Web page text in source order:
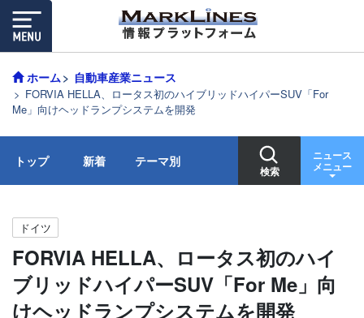
ホーム 自動車産業ニュース
FORVIA HELLA、ロータス初のハイブリッドハイパーSUV「For
Me」向けヘッドランプシステムを開発
トップ 新着 テーマ別
検索
ニュース
メニュー
ドイツ
FORVIA HELLA、ロータス初のハイ
ブリッドハイパーSUV「For Me」向
けヘッドランプシステムを開発